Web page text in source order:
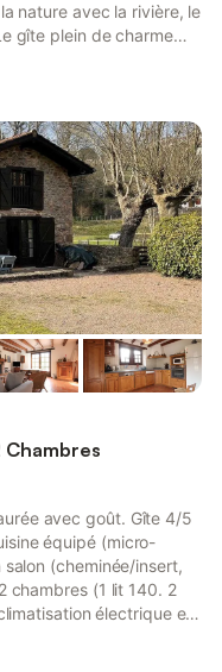
nature avec la rivière, le
gîte plein de charme
d'un salon-séjour
et d'un parking privé
par...
Chambres
avec goût. Gîte 4/5
équipé (micro-
(cheminée/insert,
chambres (1 lit 140. 2
électrique en
terrain clos. Salon